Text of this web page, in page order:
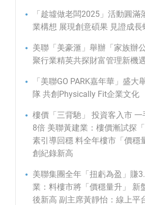
「趁墟做老闆2025」活動圓
業構想 展現創意碩果 見證成長
美聯「美豪滙」舉辦「家族辦
聚行業精英共探財富管理新機
「美聯GO PARK嘉年華」盛大
隊 共創Physically Fit企業文化
樓價「三背馳」 投資客入市
8倍 美聯黃建業：樓價漸試探
素引導回穩 料全年樓市「價穩
創紀錄新高
美聯集團全年「扭虧為盈」賺
業：料樓市將「價穩量升」 新
後新高 副主席黃靜怡：線上平